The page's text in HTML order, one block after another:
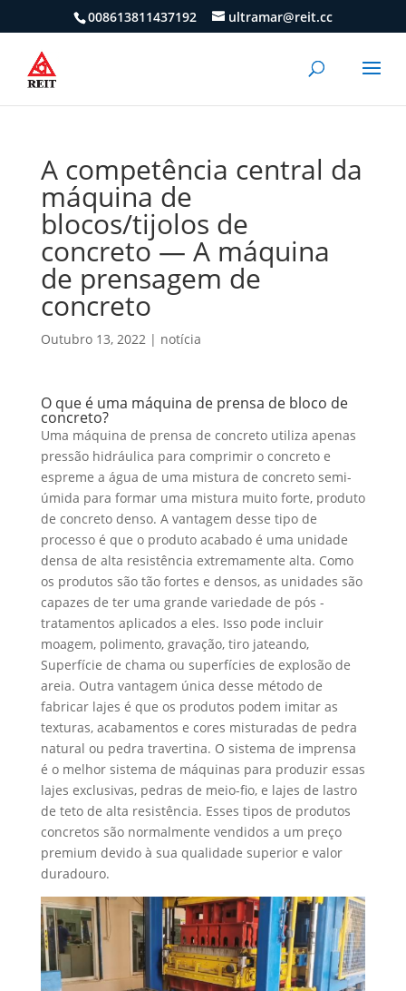
008613811437192 ultramar@reit.cc
A competência central da
máquina de
blocos/tijolos de
concreto — A máquina
de prensagem de
concreto
Outubro 13, 2022| notícia
O que é uma máquina de prensa de bloco de
concreto?
Uma máquina de prensa de concreto utiliza apenas
pressão hidráulica para comprimir o concreto e
espreme a água de uma mistura de concreto semi-
úmida para formar uma mistura muito forte, produto
de concreto denso. A vantagem desse tipo de
processo é que o produto acabado é uma unidade
densa de alta resistência extremamente alta. Como
os produtos são tão fortes e densos, as unidades são
capazes de ter uma grande variedade de pós -
tratamentos aplicados a eles. Isso pode incluir
moagem, polimento, gravação, tiro jateando,
Superfície de chama ou superfícies de explosão de
areia. Outra vantagem única desse método de
fabricar lajes é que os produtos podem imitar as
texturas, acabamentos e cores misturadas de pedra
natural ou pedra travertina. O sistema de imprensa
é o melhor sistema de máquinas para produzir essas
lajes exclusivas, pedras de meio-fio, e lajes de lastro
de teto de alta resistência. Esses tipos de produtos
concretos são normalmente vendidos a um preço
premium devido à sua qualidade superior e valor
duradouro.